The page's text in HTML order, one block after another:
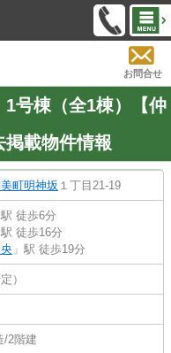
お問合せ
号棟（全1棟）【仲
載物件情報
町明神坂 １丁目21-19
駅 徒歩6分
駅 徒歩16分
」駅 徒歩19分
）
/2階建